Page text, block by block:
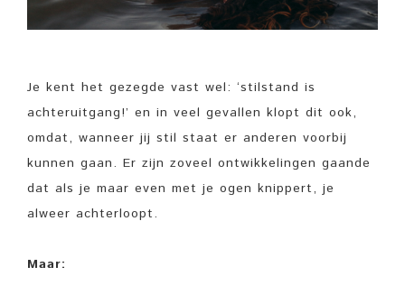
Je kent het gezegde vast wel: ‘stilstand is
achteruitgang!’ en in veel gevallen klopt dit ook,
omdat, wanneer jij stil staat er anderen voorbij
kunnen gaan. Er zijn zoveel ontwikkelingen gaande
dat als je maar even met je ogen knippert, je
alweer achterloopt.
Maar: